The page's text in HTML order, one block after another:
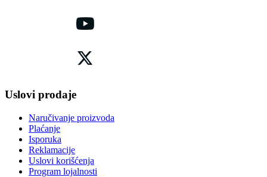
Uslovi prodaje
Naručivanje proizvoda
Plaćanje
Isporuka
Reklamacije
Uslovi korišćenja
Program lojalnosti